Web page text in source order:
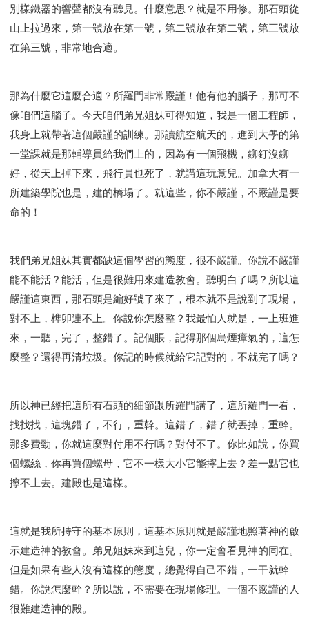
別樣鐵器的響聲都沒有聽見。什麼意思？就是不用修。那石頭從
山上拉過來，第一號放在第一號，第二號放在第二號，第三號放
在第三號，非常地合適。
那為什麼它這麼合適？所羅門非常嚴謹！他有他的腦子，那可不
像咱們這腦子。今天咱們弟兄姐妹可得知道，我是一個工程師，
我身上就帶著這個嚴謹的訓練。那讀航空航天的，進到大學的第
一堂課就是那輔導員給我們上的，因為有一個飛機，鉚釘沒鉚
好，從天上掉下來，飛行員也死了，就講這玩意兒。加拿大有一
所建築學院也是，建的橋塌了。就這些，你不嚴謹，不嚴謹是要
命的！
我們弟兄姐妹其實都缺這個學習的態度，很不嚴謹。你說不嚴謹
能不能活？能活，但是很難用來建造教會。聽明白了嗎？所以這
嚴謹這東西，那石頭是編好號了來了，根本就不是說到了現場，
對不上，榫卯連不上。你說你怎麼整？我最怕人就是，一上班進
來，一聽，完了，整錯了。記個賬，記得那個烏煙瘴氣的，這怎
麼整？還得再清垃圾。你記的時候就給它記對的，不就完了嗎？
所以神已經把這所有石頭的細節跟所羅門講了，這所羅門一看，
找找找，這塊錯了，不行，重幹。這錯了，錯了就丟掉，重幹。
那多費勁，你就這麼對付用不行嗎？對付不了。你比如說，你買
個螺絲，你再買個螺母，它不一樣大小它能擰上去？差一點它也
擰不上去。建殿也是這樣。
這就是我所持守的基本原則，這基本原則就是嚴謹地照著神的啟
示建造神的教會。弟兄姐妹來到這兒，你一定會看見神的同在。
但是如果有些人沒有這樣的態度，總覺得自己不錯，一干就幹
錯。你說怎麼幹？所以說，不需要在現場修理。一個不嚴謹的人
很難建造神的殿。